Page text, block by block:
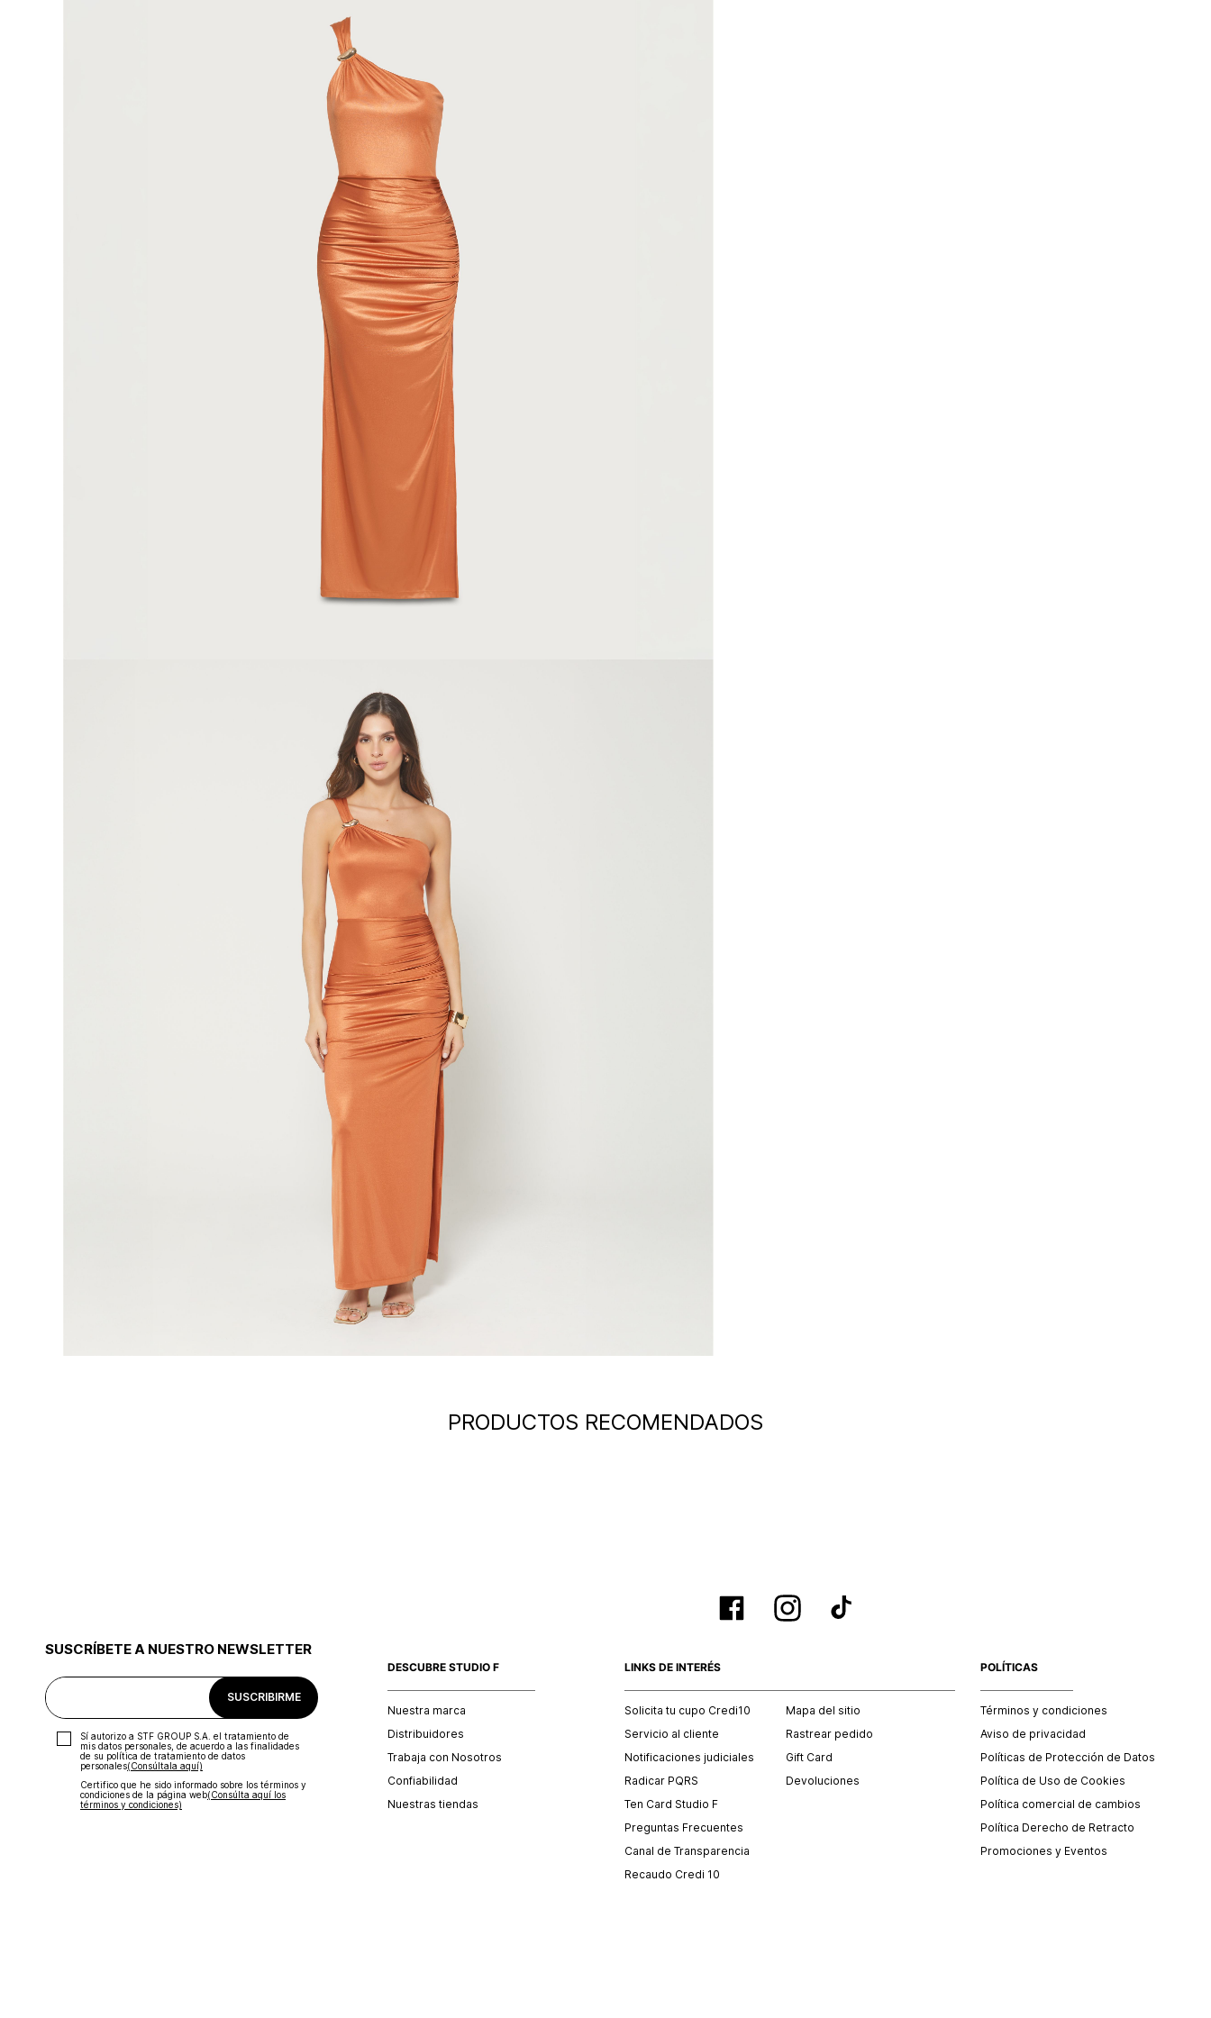
PRODUCTOS RECOMENDADOS
SUSCRÍBETE A NUESTRO NEWSLETTER
SUSCRIBIRME
Sí autorizo a STF GROUP S.A. el tratamiento de
mis datos personales, de acuerdo a las finalidades
de su política de tratamiento de datos
personales‎(Consúltala aquí)
Certifico que he sido informado sobre los términos y
condiciones de la página web‎(Consúlta aquí los
términos y condiciones)
DESCUBRE STUDIO F
Nuestra marca
Distribuidores
Trabaja con Nosotros
Confiabilidad
Nuestras tiendas
LINKS DE INTERÉS
Solicita tu cupo Credi10
Servicio al cliente
Notificaciones judiciales
Radicar PQRS
Ten Card Studio F
Preguntas Frecuentes
Canal de Transparencia
Recaudo Credi 10
Mapa del sitio
Rastrear pedido
Gift Card
Devoluciones
POLÍTICAS
Términos y condiciones
Aviso de privacidad
Políticas de Protección de Datos
Política de Uso de Cookies
Política comercial de cambios
Política Derecho de Retracto
Promociones y Eventos